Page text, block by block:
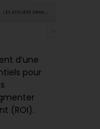
d’une
pour
(ROI).